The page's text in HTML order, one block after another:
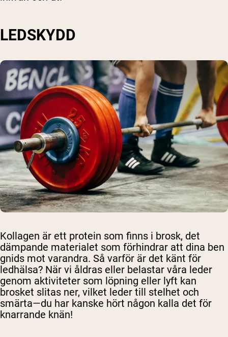
LEDSKYDD
Kollagen är ett protein som finns i brosk, det
dämpande materialet som förhindrar att dina ben
gnids mot varandra. Så varför är det känt för
ledhälsa? När vi åldras eller belastar våra leder
genom aktiviteter som löpning eller lyft kan
brosket slitas ner, vilket leder till stelhet och
smärta—du har kanske hört någon kalla det för
knarrande knän!